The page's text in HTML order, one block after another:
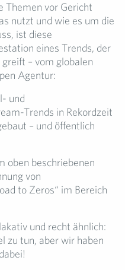
Themen vor Gericht
nutzt und wie es um die
ist diese
eines Trends, der
– vom globalen
Agentur:
und
Trends in Rekordzeit
– und öffentlich
oben beschriebenen
von
to Zeros“ im Bereich
und recht ähnlich:
zu tun, aber wir haben